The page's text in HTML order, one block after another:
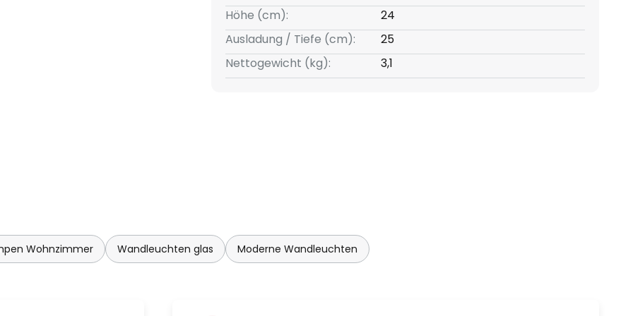
Verschmelzung
und Emotion", sagt der in der
Filippo Mambretti. Mit
Höhe (cm):
24
Ausladung / Tiefe (cm):
25
Nettogewicht (kg):
3,1
Wohnzimmer Wandleuchten glas Moderne Wandleuchten